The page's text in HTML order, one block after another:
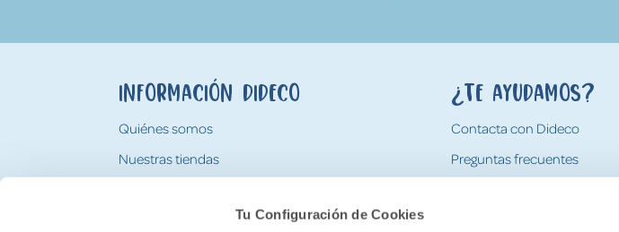
Tu Configuración de Cookies
Información Dideco
Quiénes somos
Nuestras tiendas
Tarjeta Regalo Dideco
¿Te ayudamos?
Contacta con Dideco
Preguntas frecuentes